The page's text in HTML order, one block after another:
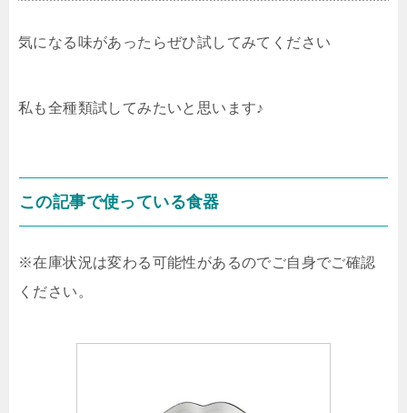
気になる味があったらぜひ試してみてください
私も全種類試してみたいと思います♪
この記事で使っている食器
※在庫状況は変わる可能性があるのでご自身でご確認
ください。